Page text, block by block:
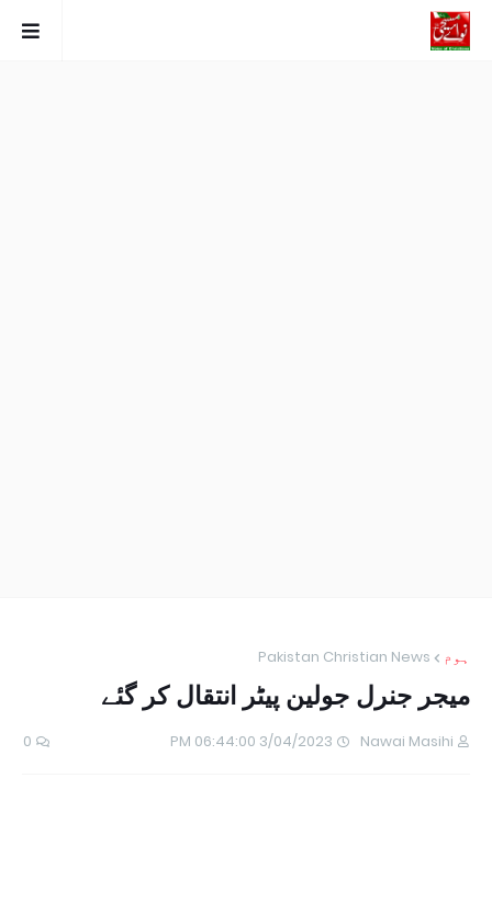
ہوم Pakistan Christian News
میجر جنرل جولین پیٹر انتقال کر گئے
Nawai Masihi
3/04/2023 06:44:00 PM
0